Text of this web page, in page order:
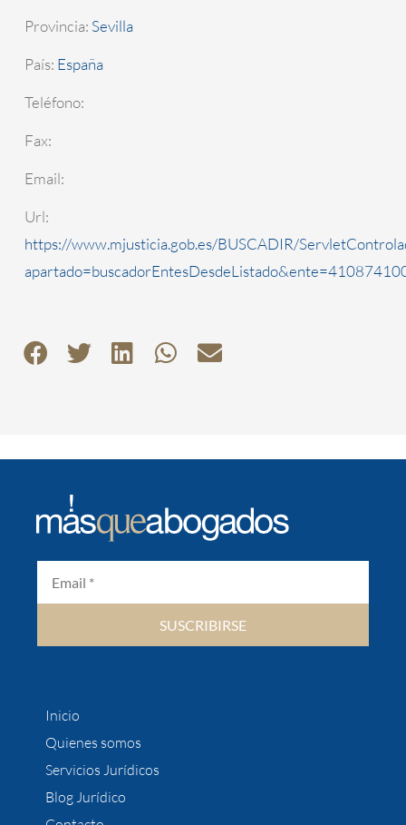
Provincia: Sevilla
País: España
Teléfono:
Fax:
Email:
Url:
https://www.mjusticia.gob.es/BUSCADIR/
SUSCRIBIRSE
Inicio
Quienes somos
Servicios Jurídicos
Blog Jurídico